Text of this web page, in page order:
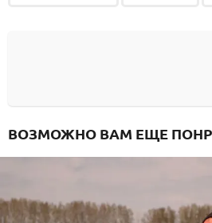
ВОЗМОЖНО ВАМ ЕЩЕ